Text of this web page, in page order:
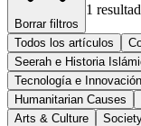
Borrar filtros
1
Todos los artículos
Seerah e Historia
Tecnología e Innovación
Humanitarian Causes
Arts & Culture